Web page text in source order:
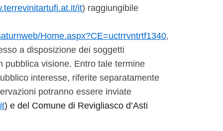
it) raggiungibile
Home.aspx?CE=uctrrvntrtf1340,
a disposizione dei soggetti
pubblica visione. Entro tale termine
interesse, riferite separatamente
potranno essere inviate
) e del Comune di Revigliasco d’Asti